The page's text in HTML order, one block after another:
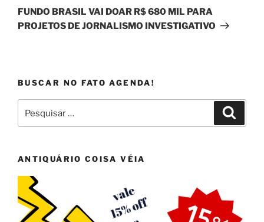
post
FUNDO BRASIL VAI DOAR R$ 680 MIL PARA
PROJETOS DE JORNALISMO INVESTIGATIVO
BUSCAR NO FATO AGENDA!
por:
ANTIQUÁRIO COISA VÉIA